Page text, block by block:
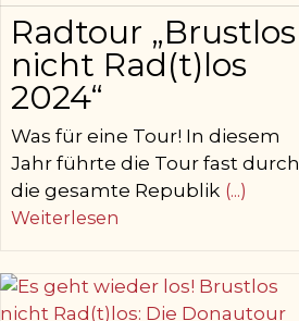
Radtour „Brustlos
nicht Rad(t)los
2024“
Was für eine Tour! In diesem
Jahr führte die Tour fast durch
die gesamte Republik (...)
Weiterlesen